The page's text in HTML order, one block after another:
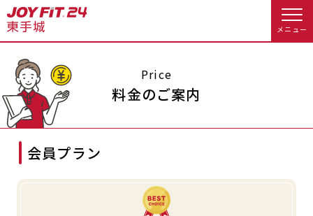
メニュー
店舗トップ
会員の方へトップ
会員様へのお知らせ スタジオプログラム情報
入会のお手続きをする
Price
料金のご案内
会員プラン